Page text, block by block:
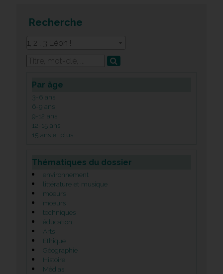
Recherche
1, 2 , 3 Léon !
Par âge
3-6 ans
6-9 ans
9-12 ans
12-15 ans
15 ans et plus
Thématiques du dossier
environnement
littérature et musique
moeurs
mœurs
techniques
éducation
Arts
Ethique
Géographie
Histoire
Médias